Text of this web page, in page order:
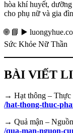
hòa khí huyết,
cho phụ nữ và gia
🌐 📘 ▶️
Sức Khỏe Nữ Thần
BÀI VIẾT
→ Hạt thông – Thực
/hat-thong-thuc-
→ Quả mận –
/qua-man-nguon-